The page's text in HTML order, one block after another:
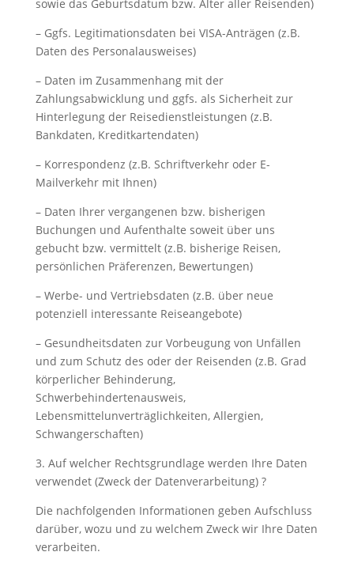
sowie das Geburtsdatum bzw. Alter aller Reisenden)
– Ggfs. Legitimationsdaten bei VISA-Anträgen (z.B.
Daten des Personalausweises)
– Daten im Zusammenhang mit der
Zahlungsabwicklung und ggfs. als Sicherheit zur
Hinterlegung der Reisedienstleistungen (z.B.
Bankdaten, Kreditkartendaten)
– Korrespondenz (z.B. Schriftverkehr oder E-
Mailverkehr mit Ihnen)
– Daten Ihrer vergangenen bzw. bisherigen
Buchungen und Aufenthalte soweit über uns
gebucht bzw. vermittelt (z.B. bisherige Reisen,
persönlichen Präferenzen, Bewertungen)
– Werbe- und Vertriebsdaten (z.B. über neue
potenziell interessante Reiseangebote)
– Gesundheitsdaten zur Vorbeugung von Unfällen
und zum Schutz des oder der Reisenden (z.B. Grad
körperlicher Behinderung,
Schwerbehindertenausweis,
Lebensmittelunverträglichkeiten, Allergien,
Schwangerschaften)
3. Auf welcher Rechtsgrundlage werden Ihre Daten
verwendet (Zweck der Datenverarbeitung) ?
Die nachfolgenden Informationen geben Aufschluss
darüber, wozu und zu welchem Zweck wir Ihre Daten
verarbeiten.